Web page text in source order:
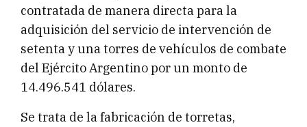
contratada de manera directa para la
adquisición del servicio de intervención de
setenta y una torres de vehículos de combate
del Ejército Argentino por un monto de
14.496.541 dólares.
Se trata de la fabricación de torretas,